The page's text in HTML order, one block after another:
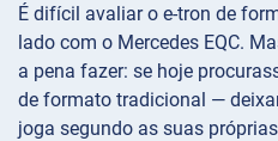
É difícil avaliar o e-tron de
lado com o Mercedes EQC.
a pena fazer: se hoje
de formato tradicional —
joga segundo as suas